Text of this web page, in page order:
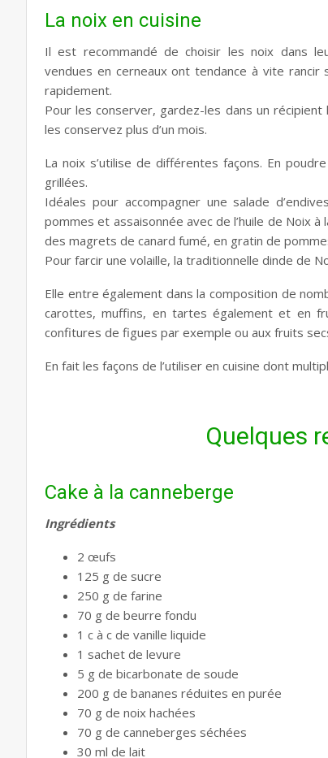
La noix en cuisine
Il est recommandé de choisir les noix dans
vendues en cerneaux ont tendance à vite rancir
rapidement.
Pour les conserver, gardez-les dans un
les conservez plus d’un mois.
La noix s’utilise de différentes façons. En
grillées.
Idéales pour accompagner une salade
pommes et assaisonnée avec de l’huile de Noix
des magrets de canard fumé, en gratin de
Pour farcir une volaille, la traditionnelle dinde de
Elle entre également dans la composition de
carottes, muffins, en tartes également et en
confitures de figues par exemple ou aux fruits
En fait les façons de l’utiliser en cuisine dont
Quelques
Cake à la canneberge
Ingrédients
2 œufs
125 g de sucre
250 g de farine
70 g de beurre fondu
1 c à c de vanille liquide
1 sachet de levure
5 g de bicarbonate de soude
200 g de bananes réduites en purée
70 g de noix hachées
70 g de canneberges séchées
30 ml de lait